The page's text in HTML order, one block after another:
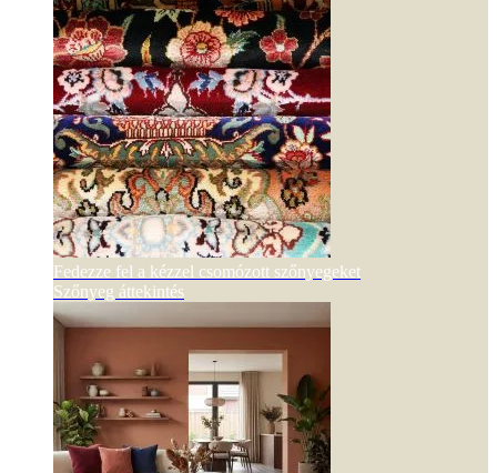
Fedezze fel a kézzel csomózott szőnyegeket
Szőnyeg áttekintés